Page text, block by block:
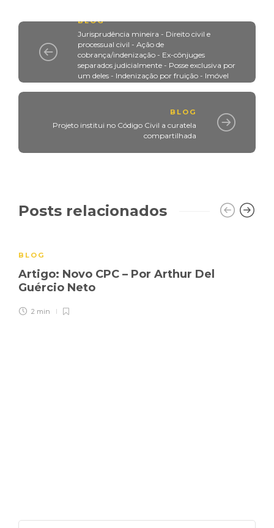
BLOG
Jurisprudência mineira - Direito civil e
processual civil - Ação de
cobrança/indenização - Ex-cônjuges
separados judicialmente - Posse exclusiva por
um deles - Indenização por fruição - Imóvel
BLOG
Projeto institui no Código Civil a curatela
compartilhada
Posts relacionados
BLOG
Artigo: Novo CPC – Por Arthur Del
Guércio Neto
2 min